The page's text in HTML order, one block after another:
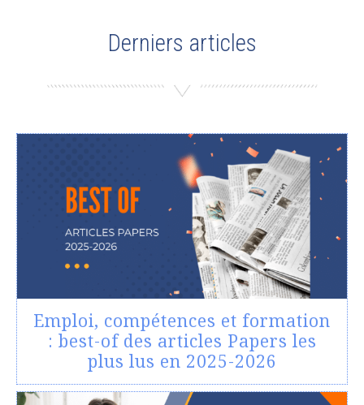
Derniers articles
Emploi, compétences et formation
: best-of des articles Papers les
plus lus en 2025-2026